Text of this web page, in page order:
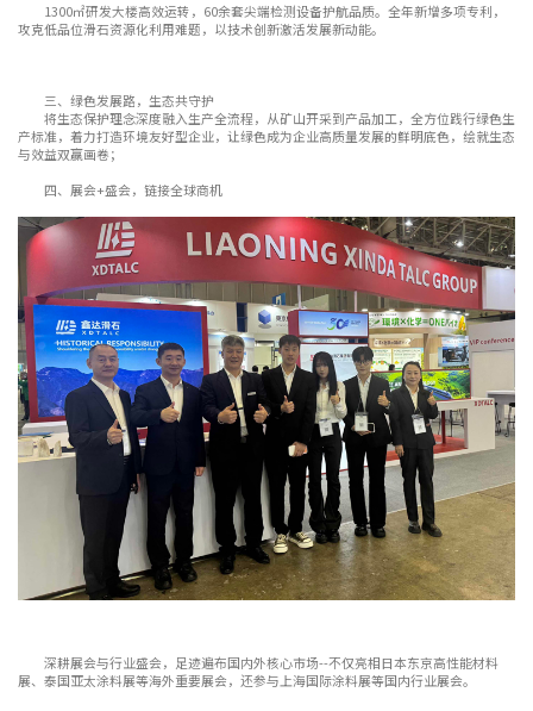
1300㎡研发大楼高效运转，60余套尖端检测设备护航品质。全年新增多项专利，
攻克低品位滑石资源化利用难题，以技术创新激活发展新动能。
三、绿色发展路，生态共守护
将生态保护理念深度融入生产全流程，从矿山开采到产品加工，全方位践行绿色生
产标准，着力打造环境友好型企业，让绿色成为企业高质量发展的鲜明底色，绘就生态
与效益双赢画卷；
四、展会+盛会，链接全球商机
深耕展会与行业盛会，足迹遍布国内外核心市场--不仅亮相日本东京高性能材料
展、泰国亚太涂料展等海外重要展会，还参与上海国际涂料展等国内行业展会。